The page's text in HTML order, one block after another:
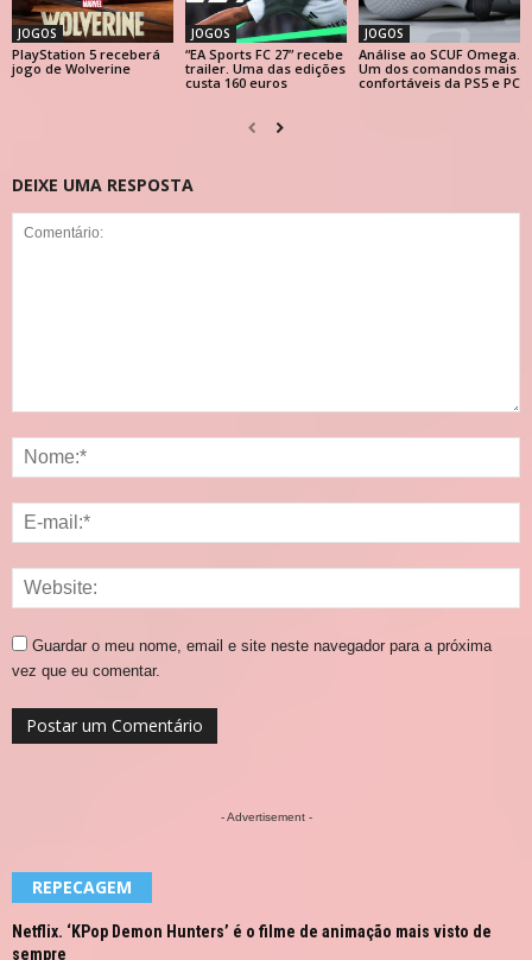
JOGOS
PlayStation 5 receberá
jogo de Wolverine
JOGOS
“EA Sports FC 27” recebe
trailer. Uma das edições
custa 160 euros
JOGOS
Análise ao SCUF Omega.
Um dos comandos mais
confortáveis da PS5 e PC
DEIXE UMA RESPOSTA
Guardar o meu nome, email e site neste navegador para a próxima
vez que eu comentar.
- Advertisement -
REPECAGEM
Netflix. ‘KPop Demon Hunters’ é o filme de animação mais visto de
sempre